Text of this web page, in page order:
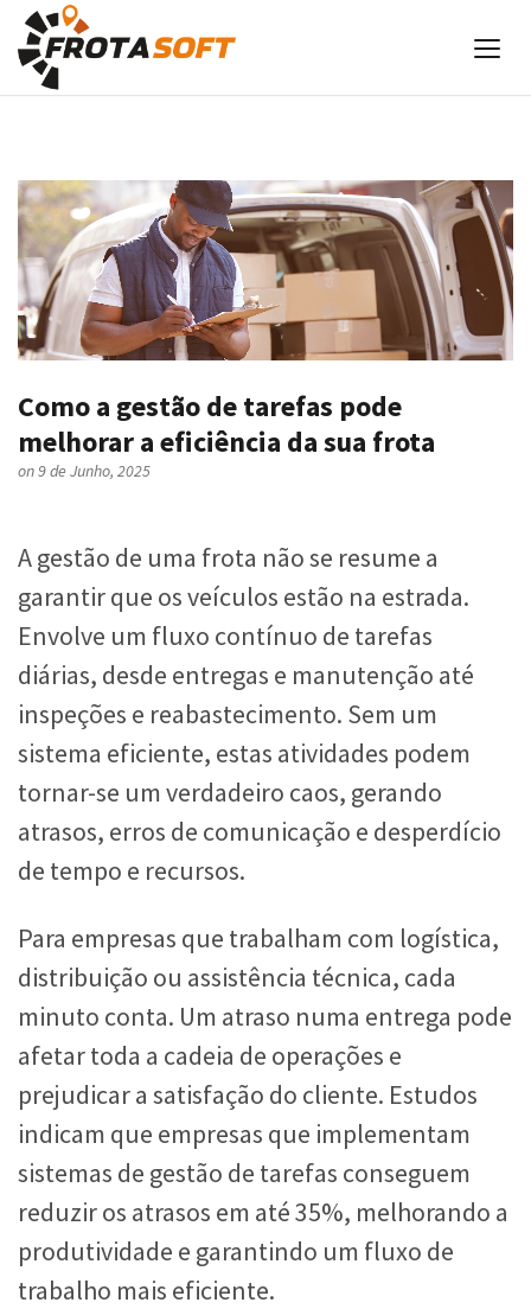
Como a gestão de tarefas pode
melhorar a eficiência da sua frota
on 9 de Junho, 2025
A gestão de uma frota não se resume a
garantir que os veículos estão na estrada.
Envolve um fluxo contínuo de tarefas
diárias, desde entregas e manutenção até
inspeções e reabastecimento. Sem um
sistema eficiente, estas atividades podem
tornar-se um verdadeiro caos, gerando
atrasos, erros de comunicação e desperdício
de tempo e recursos.
Para empresas que trabalham com logística,
distribuição ou assistência técnica, cada
minuto conta. Um atraso numa entrega pode
afetar toda a cadeia de operações e
prejudicar a satisfação do cliente. Estudos
indicam que empresas que implementam
sistemas de gestão de tarefas conseguem
reduzir os atrasos em até 35%, melhorando a
produtividade e garantindo um fluxo de
trabalho mais eficiente.